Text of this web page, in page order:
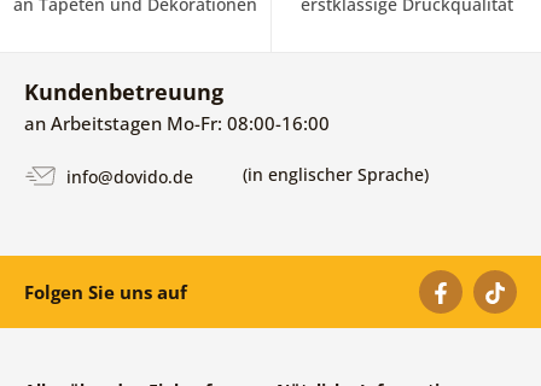
Kundenbetreuung
an Arbeitstagen Mo-Fr: 08:00-16:00
info@dovido.de (in englischer Sprache)
Folgen Sie uns auf